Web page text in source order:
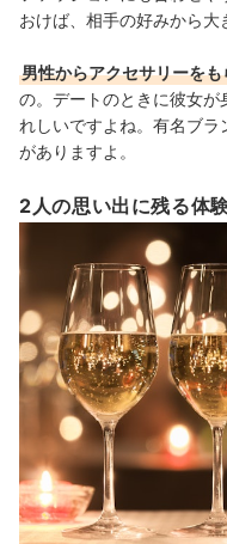
おけば、相手の好みから大
男性からアクセサリーを
の。デートのときに彼女が
れしいですよね。有名ブ
がありますよ。
2人の思い出に残る体